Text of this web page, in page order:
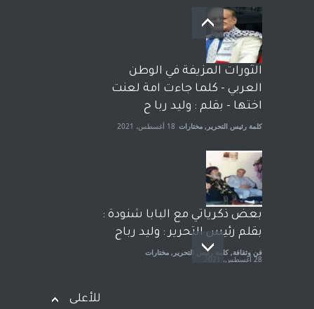
بعد معارك قضائية طاحنة كتب
وترافع فيها بنفسه مرة اخرى..
الشيخ طارق يوسف يقهر
الحكومة الأمريكية ، فأعطوه
الجنسية عن يد وهم صاغرون،
آراء حرة مختارات 7 أبريل، 2023
الثورات المزيفة في الوطن
العربي - كلما جاءت امة لعنت
اختها - بقلم : وليد ربا ح
كلمة رئيس التحرير , مختارات 18 أغسطس، 2021
بعض ذكرياتي مع البابا شنودة :
بقلم رئيس التحرير : وليد رباح
فن وثقافة, كلمة رئيس التحرير , مختارات
28 أغسطس، 2021
للأعلى